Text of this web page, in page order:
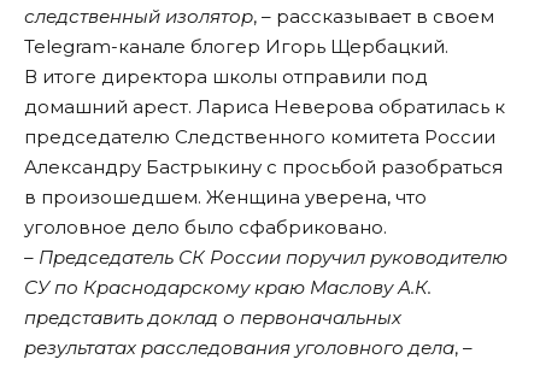
следственный изолятор, – рассказывает в своем
Telegram-канале блогер Игорь Щербацкий.
В итоге директора школы отправили под
домашний арест. Лариса Неверова обратилась к
председателю Следственного комитета России
Александру Бастрыкину с просьбой разобраться
в произошедшем. Женщина уверена, что
уголовное дело было сфабриковано.
– Председатель СК России поручил руководителю
СУ по Краснодарскому краю Маслову А.К.
представить доклад о первоначальных
результатах расследования уголовного дела, –